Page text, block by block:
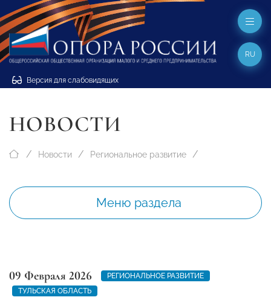
Версия для слабовидящих
RU
НОВОСТИ
Новости Региональное развитие
Меню раздела
09 Февраля 2026
РЕГИОНАЛЬНОЕ РАЗВИТИЕ
ТУЛЬСКАЯ ОБЛАСТЬ